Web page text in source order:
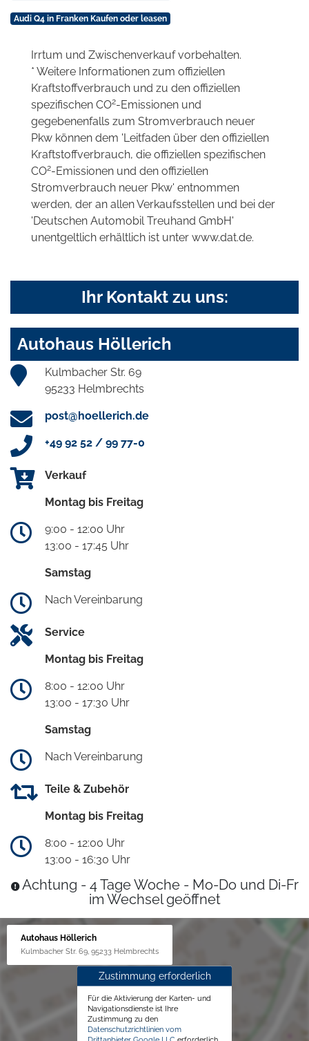
Audi Q4 in Franken Kaufen oder leasen
Irrtum und Zwischenverkauf vorbehalten.
* Weitere Informationen zum offiziellen
Kraftstoffverbrauch und zu den offiziellen
spezifischen CO2-Emissionen und
gegebenenfalls zum Stromverbrauch neuer
Pkw können dem 'Leitfaden über den offiziellen
Kraftstoffverbrauch, die offiziellen spezifischen
CO2-Emissionen und den offiziellen
Stromverbrauch neuer Pkw' entnommen
werden, der an allen Verkaufsstellen und bei der
'Deutschen Automobil Treuhand GmbH'
unentgeltlich erhältlich ist unter www.dat.de.
Ihr Kontakt zu uns:
Autohaus Höllerich
Kulmbacher Str. 69
95233 Helmbrechts
post@hoellerich.de
+49 92 52 / 99 77-0
Verkauf
Montag bis Freitag
9:00 - 12:00 Uhr
13:00 - 17:45 Uhr
Samstag
Nach Vereinbarung
Service
Montag bis Freitag
8:00 - 12:00 Uhr
13:00 - 17:30 Uhr
Samstag
Nach Vereinbarung
Teile & Zubehör
Montag bis Freitag
8:00 - 12:00 Uhr
13:00 - 16:30 Uhr
Achtung - 4 Tage Woche - Mo-Do und Di-Fr
im Wechsel geöffnet
Autohaus Höllerich
Kulmbacher Str. 69, 95233 Helmbrechts
Zustimmung erforderlich
Für die Aktivierung der Karten- und
Navigationsdienste ist Ihre
Zustimmung zu den
Datenschutzrichtlinien vom
Drittanbieter Google LLC erforderlich.